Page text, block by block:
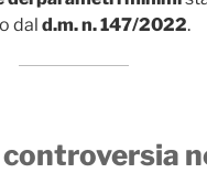
dal d.m. n. 147/2022.